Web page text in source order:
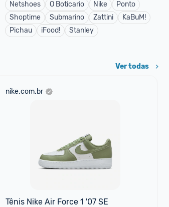
Netshoes
O Boticario Nike
Ponto
Shoptime
Submarino Zattini
KaBuM!
Pichau
iFood! Stanley
Ver todas
nike.com.br
Tênis Nike Air Force 1 '07 SE